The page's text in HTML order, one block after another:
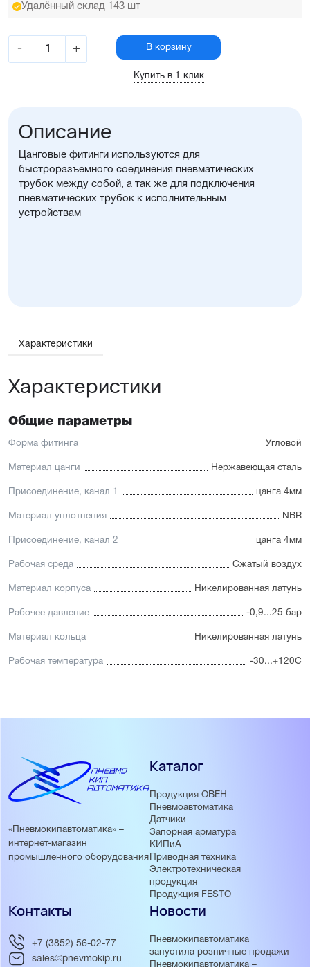
Удалённый склад 143 шт
- + В корзину
Купить в 1 клик
Описание
Цанговые фитинги используются для
быстроразъемного соединения пневматических
трубок между собой, а так же для подключения
пневматических трубок к исполнительным
устройствам
Характеристики
Характеристики
Общие параметры
Форма фитинга Угловой
Материал цанги Нержавеющая сталь
Присоединение, канал 1 цанга 4мм
Материал уплотнения NBR
Присоединение, канал 2 цанга 4мм
Рабочая среда Сжатый воздух
Материал корпуса Никелированная латунь
Рабочее давление -0,9...25 бар
Материал кольца Никелированная латунь
Рабочая температура -30...+120С
«Пневмокипавтоматика» –
интернет-магазин
промышленного оборудования
Каталог
Продукция ОВЕН
Пневмоавтоматика
Датчики
Запорная арматура
КИПиА
Приводная техника
Электротехническая
продукция
Продукция FESTO
Новости
Пневмокипавтоматика
запустила розничные продажи
Пневмокипавтоматика –
Контакты
+7 (3852) 56-02-77
sales@pnevmokip.ru